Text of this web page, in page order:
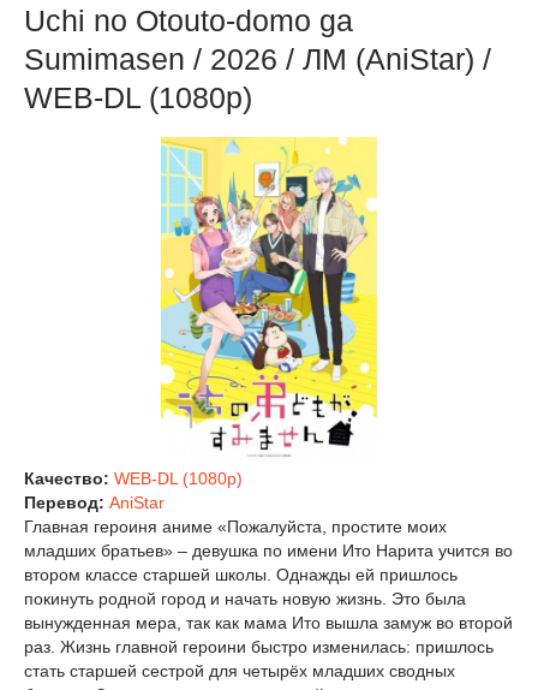
Uchi no Otouto-domo ga
Sumimasen / 2026 / ЛМ (AniStar) /
WEB-DL (1080p)
Качество: WEB-DL (1080p)
Перевод: AniStar
Главная героиня аниме «Пожалуйста, простите моих
младших братьев» – девушка по имени Ито Нарита учится во
втором классе старшей школы. Однажды ей пришлось
покинуть родной город и начать новую жизнь. Это была
вынужденная мера, так как мама Ито вышла замуж во второй
раз. Жизнь главной героини быстро изменилась: пришлось
стать старшей сестрой для четырёх младших сводных